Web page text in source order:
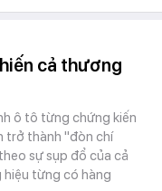
cả thương
ô tô từng chứng kiến
trở thành "đòn chí
sự sụp đổ của cả
từng có hàng